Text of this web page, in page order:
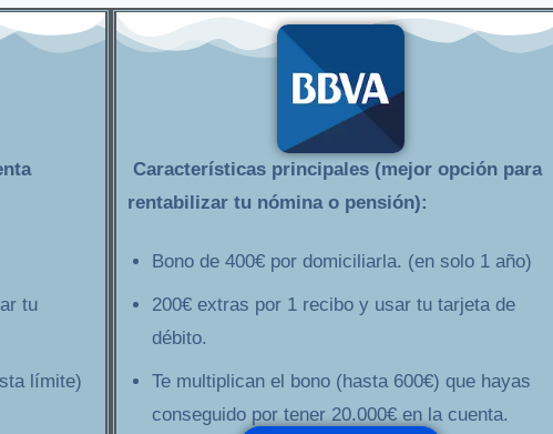
tu
límite)
Características principales (mejor opción para
rentabilizar tu nómina o pensión):
Bono de 400€ por domiciliarla. (en solo 1 año)
200€ extras por 1 recibo y usar tu tarjeta de
débito.
Te multiplican el bono (hasta 600€) que hayas
conseguido por tener 20.000€ en la cuenta.